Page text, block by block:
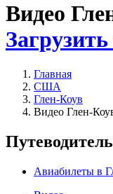
Видео
Главная
США
Глен-Коув
Видео Глен-
Авиабилеты в